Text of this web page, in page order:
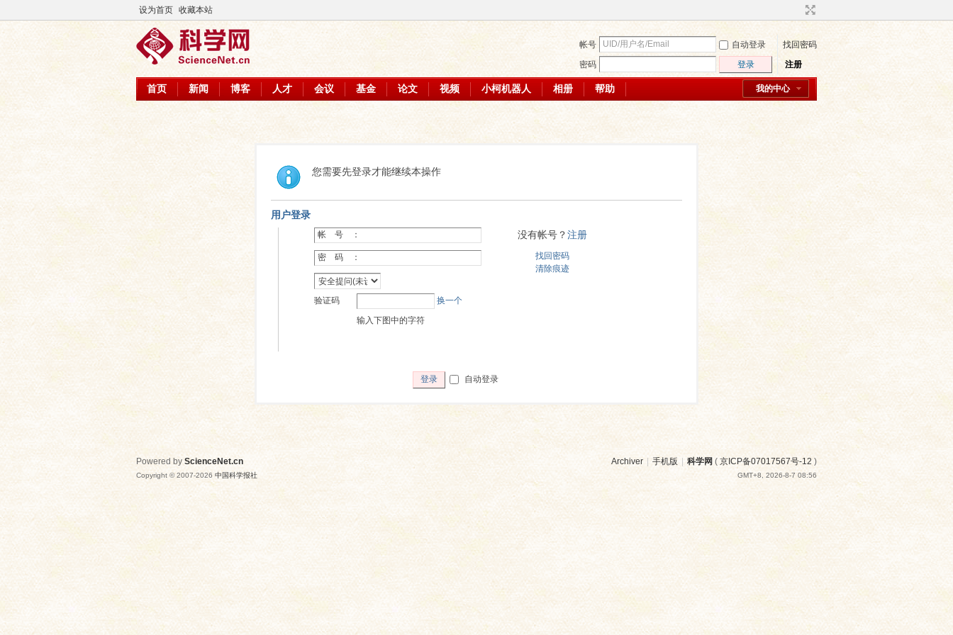
设为首页 收藏本站
帐号 自动登录
找回密码
密码
登录 注册
我的中心
首页 新闻 博客 人才 会议 基金 论文 视频 小柯机器人 相册 帮助
您需要先登录才能继续本操作
用户登录
帐 号 ：
密 码 ：
验证码
换一个
输入下图中的字符
没有帐号？注册
找回密码
清除痕迹
登录 自动登录
Archiver | 手机版 | 科学网 ( 京ICP备07017567号-12)
GMT+8, 2026-8-7 08:56
Powered by ScienceNet.cn
Copyright © 2007-2026 中国科学报社